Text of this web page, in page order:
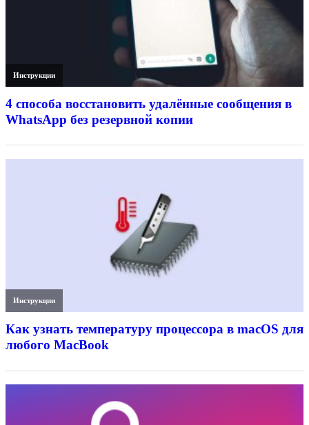
Инструкции
4 способа восстановить удалённые сообщения в
WhatsApp без резервной копии
Инструкции
Как узнать температуру процессора в macOS для
любого MacBook